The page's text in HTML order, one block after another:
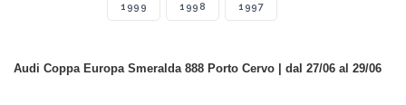
1999 1998 1997
Audi Coppa Europa Smeralda 888 Porto Cervo | dal 27/06 al 29/06